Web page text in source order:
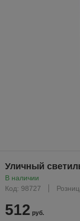
Уличный
В наличии
Код: 98727
512 руб.